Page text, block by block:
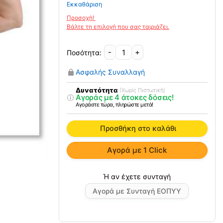
Εκκαθάριση
Αγορά με Συνταγή ΕΟΠΥΥ
Αγορά με 1 Click
-
Ελαστική
Αυτοκόλλητη
Ζώνη
Οσφύος
-
Ράχης
με
Μεταλλικές
Μπανέλλες
MED/1092
+
Ασφαλής Συναλλαγή
Δυνατότητα (Χωρίς Πιστωτική)
Αγοράς με 4 άτοκες δόσεις!
Αγοράστε τώρα, πληρώστε μετά!
Προσθήκη στο καλάθι